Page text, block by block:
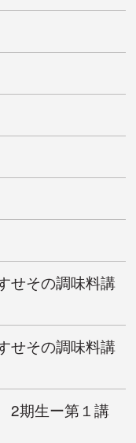
せその調味料講
せその調味料講
2期生ー第１講